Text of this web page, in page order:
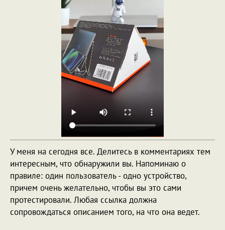
У меня на сегодня все. Делитесь в комментариях тем
интересным, что обнаружили вы. Напоминаю о
правиле: один пользователь - одно устройство,
причем очень желательно, чтобы вы это сами
протестировали. Любая ссылка должна
сопровождаться описанием того, на что она ведет.